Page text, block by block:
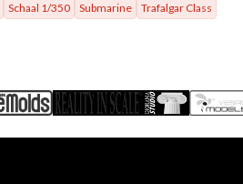
Schaal 1/350 Submarine
Trafalgar Class